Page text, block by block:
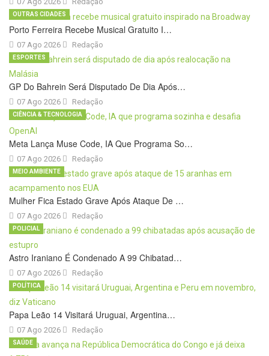
Porto Ferreira Recebe Musical Gratuito I…
07 Ago 2026
OUTRAS CIDADES
Redação
GP Do Bahrein Será Disputado De Dia Após…
07 Ago 2026
ESPORTES
Redação
Meta Lança Muse Code, IA Que Programa So…
07 Ago 2026
CIÊNCIA & TECNOLOGIA
Redação
Mulher Fica Estado Grave Após Ataque De …
07 Ago 2026
MEIO AMBIENTE
Redação
Astro Iraniano É Condenado A 99 Chibatad…
07 Ago 2026
POLICIAL
Redação
Papa Leão 14 Visitará Uruguai, Argentina…
07 Ago 2026
POLÍTICA
Redação
SAÚDE